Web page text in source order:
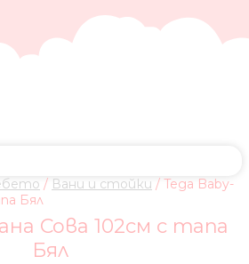
/ Вани и стойки / Tega Baby-
Бял
Сова 102см с тапа
Бял